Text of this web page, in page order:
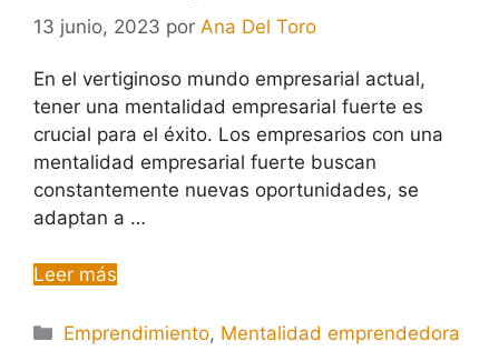
13 junio, 2023 por Ana Del Toro
En el vertiginoso mundo empresarial actual,
tener una mentalidad empresarial fuerte es
crucial para el éxito. Los empresarios con una
mentalidad empresarial fuerte buscan
constantemente nuevas oportunidades, se
adaptan a …
Leer más
Emprendimiento, Mentalidad emprendedora